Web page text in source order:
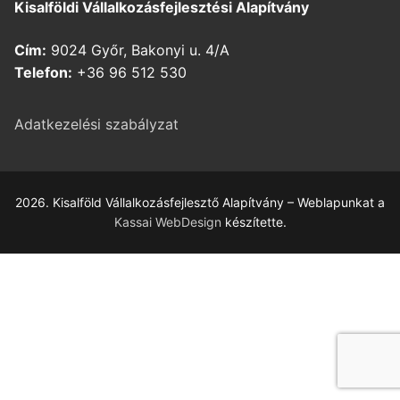
Kisalföldi Vállalkozásfejlesztési Alapítvány
Cím: 9024 Győr, Bakonyi u. 4/A
Telefon: +36 96 512 530
Adatkezelési szabályzat
2026. Kisalföld Vállalkozásfejlesztő Alapítvány – Weblapunkat a
Kassai WebDesign készítette.